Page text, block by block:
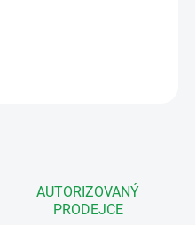
AUTORIZOVANÝ
PRODEJCE